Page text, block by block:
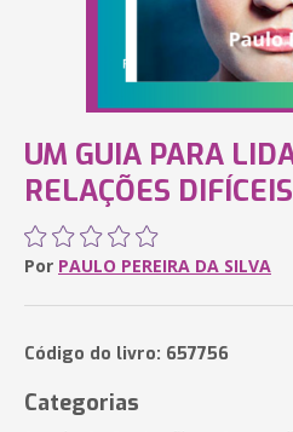
UM GUIA PARA
RELAÇÕES DIFÍCEIS
Por PAULO PEREIRA DA SILVA
Código do livro: 657756
Categorias